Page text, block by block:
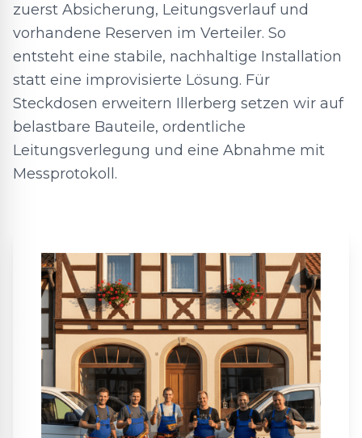
zuerst Absicherung, Leitungsverlauf und
vorhandene Reserven im Verteiler. So
entsteht eine stabile, nachhaltige Installation
statt eine improvisierte Lösung. Für
Steckdosen erweitern Illerberg setzen wir auf
belastbare Bauteile, ordentliche
Leitungsverlegung und eine Abnahme mit
Messprotokoll.